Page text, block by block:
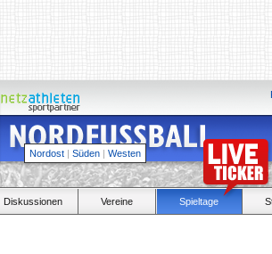
Nordost | Süden | Westen
Diskussionen Vereine Spieltage